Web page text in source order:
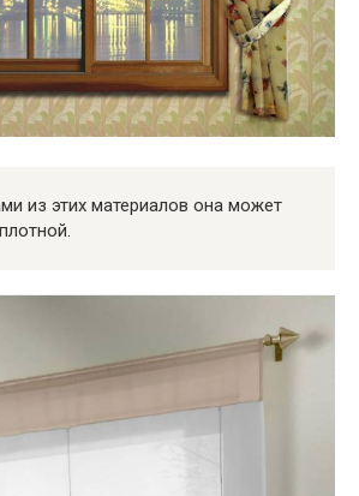
из этих материалов она может